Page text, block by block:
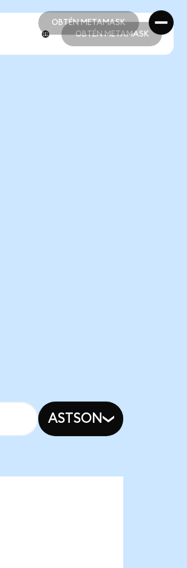
OBTÉN METAMASK
OBTÉN METAMASK
OBTÉN METAMASK
ASTSON